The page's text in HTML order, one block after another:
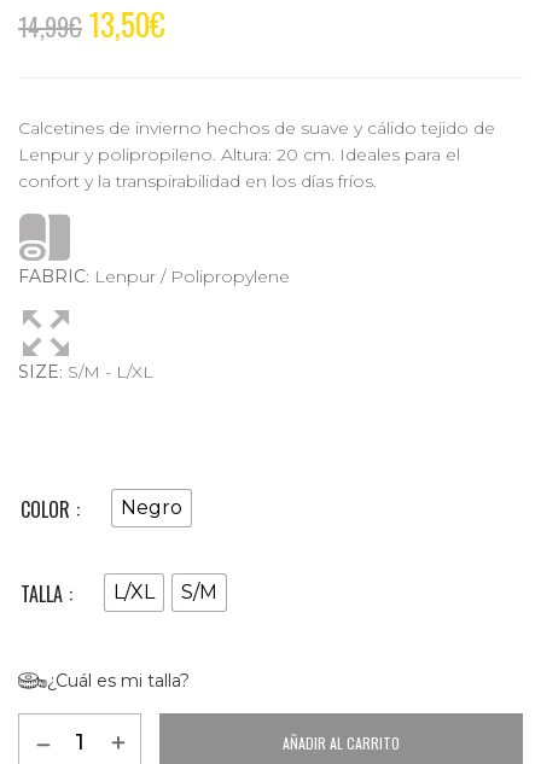
14,99€ 13,50€
Calcetines de invierno hechos de suave y cálido tejido de
Lenpur y polipropileno. Altura: 20 cm. Ideales para el
confort y la transpirabilidad en los días fríos.
FABRIC: Lenpur / Polipropylene
SIZE: S/M - L/XL
COLOR Negro
TALLA L/XL S/M
¿Cuál es mi talla?
AÑADIR AL CARRITO